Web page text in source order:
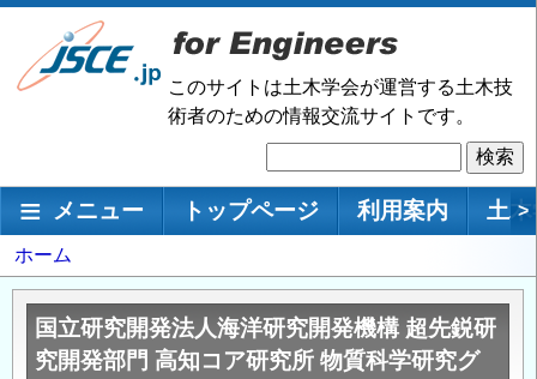
メ
ン
移
このサイトは土木学会が運営する土木技
術者のための情報交流サイトです。
索
メインナビゲーション
メニュー トップページ 利用案内 土 >
パ
ン
く
ず
ホーム
国立研究開発法人海洋研究開発機構 超先鋭研
究開発部門 高知コア研究所 物質科学研究グ